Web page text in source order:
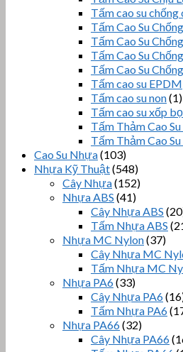
Tấm cao su chống
Tấm Cao Su
Tấm Cao Su
Tấm Cao Su
Tấm Cao Su
Tấm cao su EPDM
Tấm cao su non(1)
Tấm cao su xốp
Tấm Thảm Cao
Tấm Thảm Cao Su
Cao Su Nhựa(103)
Nhựa Kỹ Thuật(548)
Cây Nhựa(152)
Nhựa ABS (41)
Cây Nhựa ABS
Tấm Nhựa ABS
Nhựa MC Nylon(37)
Cây Nhựa MC
Tấm Nhựa MC
Nhựa PA6(33)
Cây Nhựa PA6
Tấm Nhựa PA6
Nhựa PA66(32)
Cây Nhựa PA66